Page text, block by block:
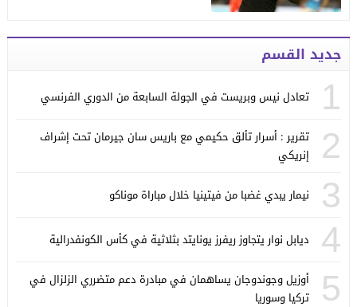
جديد القسم
1 تعادل نيس وبريست في الجولة السابعة من الدوري الفرنسي
2
تقرير : أسرار تألق حكيمي مع باريس سان جيرمان تحت إشراف
إنريكي
3 نيمار يبدي غضبا من فيتينيا خلال مباراة موناكو
4 ديابل نوار يتجاوز ريفرز يونايتد بثلاثية في كأس الكونفدرالية
5
أوزيل وجوندوجان يساهمان في مبادرة دعم متضرري الزلزال في
تركيا وسوريا